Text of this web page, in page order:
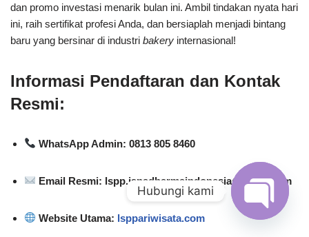
dan promo investasi menarik bulan ini. Ambil tindakan nyata hari
ini, raih sertifikat profesi Anda, dan bersiaplah menjadi bintang
baru yang bersinar di industri bakery internasional!
Informasi Pendaftaran dan Kontak
Resmi:
WhatsApp Admin: 0813 805 8460
Email Resmi: lspp.janadharmaindonesia@gmail.com
Website Utama: lsppariwisata.com
Hubungi kami